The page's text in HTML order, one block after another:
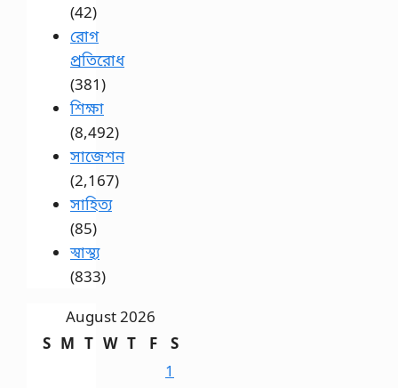
(42)
রোগ
প্রতিরোধ
(381)
শিক্ষা
(8,492)
সাজেশন
(2,167)
সাহিত্য
(85)
স্বাস্থ্য
(833)
August 2026
S M T W T F
S
1